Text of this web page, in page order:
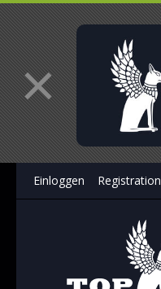
Einloggen Registration
×